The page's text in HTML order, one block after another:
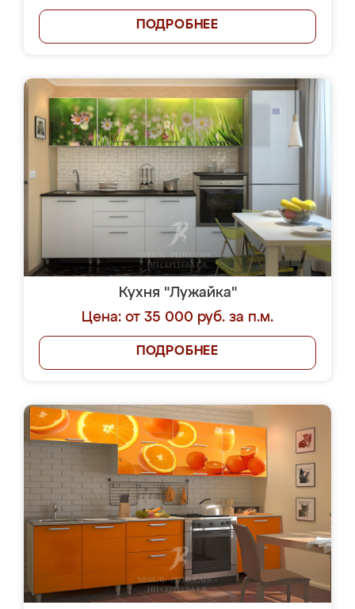
ПОДРОБНЕЕ
Кухня "Лужайка"
Цена: от 35 000 руб. за п.м.
ПОДРОБНЕЕ